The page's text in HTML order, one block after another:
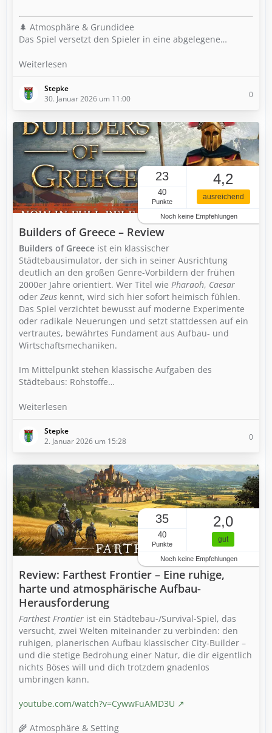
🌲 Atmosphäre & Grundidee
Das Spiel versetzt den Spieler in eine abgelegene…
Weiterlesen
Stepke
30. Januar 2026 um 11:00
0
23
40
Punkte
4,2
ausreichend
Noch keine Empfehlungen
Builders of Greece – Review
Builders of Greece ist ein klassischer
Städtebausimulator, der sich in seiner Ausrichtung
deutlich an den großen Genre-Vorbildern der frühen
2000er Jahre orientiert. Wer Titel wie Pharaoh, Caesar
oder Zeus kennt, wird sich hier sofort heimisch fühlen.
Das Spiel verzichtet bewusst auf moderne Experimente
oder radikale Neuerungen und setzt stattdessen auf ein
vertrautes, bewährtes Fundament aus Aufbau- und
Wirtschaftsmechaniken.
Im Mittelpunkt stehen klassische Aufgaben des
Städtebaus: Rohstoffe…
Weiterlesen
Stepke
2. Januar 2026 um 15:28
0
35
40
Punkte
2,0
gut
Noch keine Empfehlungen
Review: Farthest Frontier – Eine ruhige,
harte und atmosphärische Aufbau-
Herausforderung
Farthest Frontier ist ein Städtebau-/Survival-Spiel, das
versucht, zwei Welten miteinander zu verbinden: den
ruhigen, planerischen Aufbau klassischer City-Builder –
und die stetige Bedrohung einer Natur, die dir eigentlich
nichts Böses will und dich trotzdem gnadenlos
umbringen kann.
youtube.com/watch?v=CywwFuAMD3U
🌾 Atmosphäre & Setting